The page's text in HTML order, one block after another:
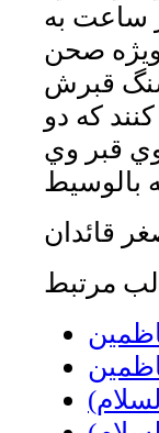
ساعت به
ويژه صحن
سنگ قبرش
كه دو
قبر وي
قائدان
مرتبط